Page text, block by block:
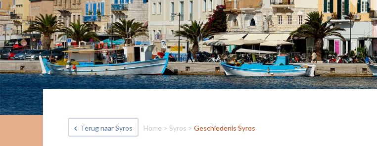
Terug naar Syros Home > Syros > Geschiedenis Syros